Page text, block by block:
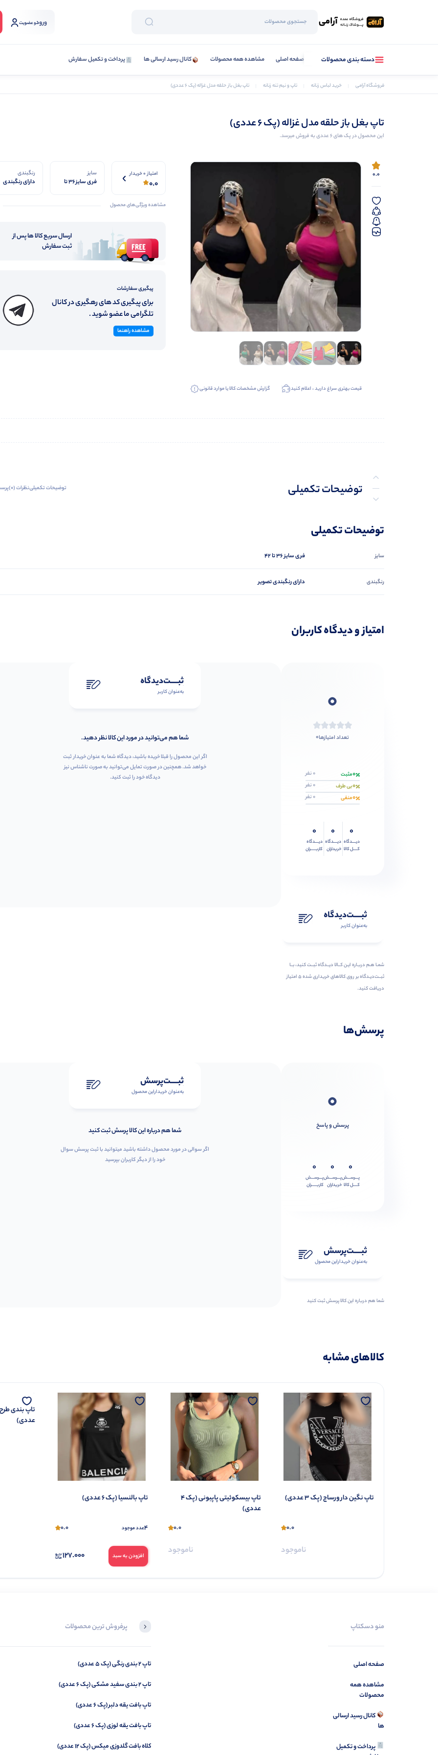
ورودو عضویت
دسته بندی محصولات صفحه اصلی مشاهده همه محصولات کانال رسید ارسالی ها پرداخت و تکمیل سفارش
فروشگاه آرامی خرید لباس زنانه تاپ و نیم تنه زنانه تاپ بغل باز حلقه مدل غزاله (پک 6 عددی)
تاپ بغل باز حلقه مدل غزاله (پک 6 عددی)
این محصول در پک های 6 عددی به فروش میرسد.
0.0
قیمت بهتری سراغ دارید ، اعلام کنید گزارش مشخصات کالا یا موارد قانونی
امتیاز 0 خریدار
0.0
سایز
فری سایز 36 تا
رنگبندی
دارای رنگبندی
مشاهده ویژگی‌های محصول
ارسال سریع کالا ها پس از
ثبت سفارش
پیگیری سفارشات
برای پیگیری کد های رهگیری در کانال
تلگرامی ما عضو شوید .
مشاهده راهنما
توضیحات تکمیلی
توضیحات تکمیلینظرات (0)
توضیحات تکمیلی
سایز فری سایز 36 تا 42
رنگبندی دارای رنگبندی تصویر
امتیاز و دیدگاه کاربران
0
تعداد امتیازها0
0مثبت 0 نفر
0بی طرف 0 نفر
0منفی 0 نفر
0
دیــــدگاه
کــــل کالا
0
دیــــدگاه
خریداران
0
دیــــدگاه
کاربـــــران
ثبـــــت‌دیدگاه
به‌عنوان کاربر
شمـا هـم دربـاره ایـن کــالا دیــدگاه ثبــت کنید، بــا
ثبــت‌دیـدگاه بر روی کالاهای خریداری شده ۵ امتیاز
دریافت کنید.
ثبـــــت‌دیدگاه
به‌عنوان کاربر
شما هم می‌توانید در مورد این کالا نظر دهید.
اگر این محصول را قبلا خریده باشید، دیدگاه شما به عنوان خریدار ثبت
خواهد شد. همچنین در صورت تمایل می‌توانید به صورت ناشناس نیز
دیدگاه خود را ثبت کنید.
پرسش‌ها
0
پرسش و پاسخ
0
پـــرســـش
کــــل کالا
0
پـــرســـش
خریداران
0
پـــرســـش
کاربـــــران
ثبـــــت‌پرسش
به‌عنوان ‌خریدار‌این‌ محصول
شما هم درباره این کالا پرسش ثبت کنید
ثبـــــت‌پرسش
به‌عنوان ‌خریدار‌این‌ محصول
شما هم درباره این کالا پرسش ثبت کنید
اگر سوالی در مورد محصول داشته باشید میتوانید با ثبت پرسش سوال
خود را از دیگر کاربران بپرسید
کالاهای مشابه
تاپ نگین دار ورساج (پک 3 عددی)
0.0
ناموجود
تاپ بیسکوئیتی پاپبونی (پک 4
عددی)
0.0
ناموجود
تاپ بالنسیا (پک 6 عددی)
4عدد موجود 0.0
افزودن به سبد 127.000
عددی)
منو دسکتاپ
صفحه اصلی
مشاهده همه
محصولات
کانال رسید ارسالی
ها
پرداخت و تکمیل
پرفروش ترین محصولات
تاپ 2 بندی رنگی (پک 5 عددی)
تاپ 2 بندی سفید مشکی (پک 6 عددی)
تاپ بافت یقه دلبر (پک 6 عددی)
تاپ بافت یقه لوزی (پک 6 عددی)
کلاه بافت گلدوزی میکس (پک 12 عددی)
تاپ بغل باز حلقه مدل غزاله (پک 6 عددی)